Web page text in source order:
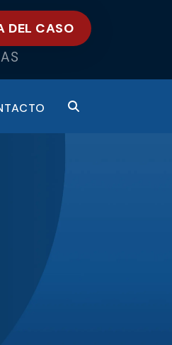
DEL CASO